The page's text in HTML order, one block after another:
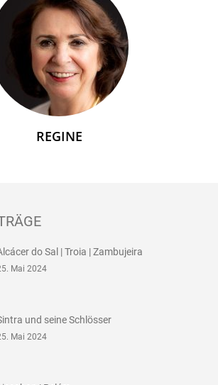
REGINE
do Sal | Troia | Zambujeira
Mai 2024
und seine Schlösser
Mai 2024